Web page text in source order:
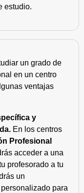
estudio.
un grado de
en un centro
ventajas
y
En los centros
Profesional
acceder a una
profesorado a tu
un
para